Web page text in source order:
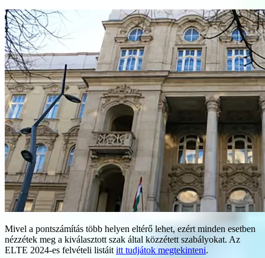
Mivel a pontszámítás több helyen eltérő lehet, ezért minden esetben
nézzétek meg a kiválasztott szak által közzétett szabályokat. Az
ELTE 2024-es felvételi listáit itt tudjátok megtekinteni.